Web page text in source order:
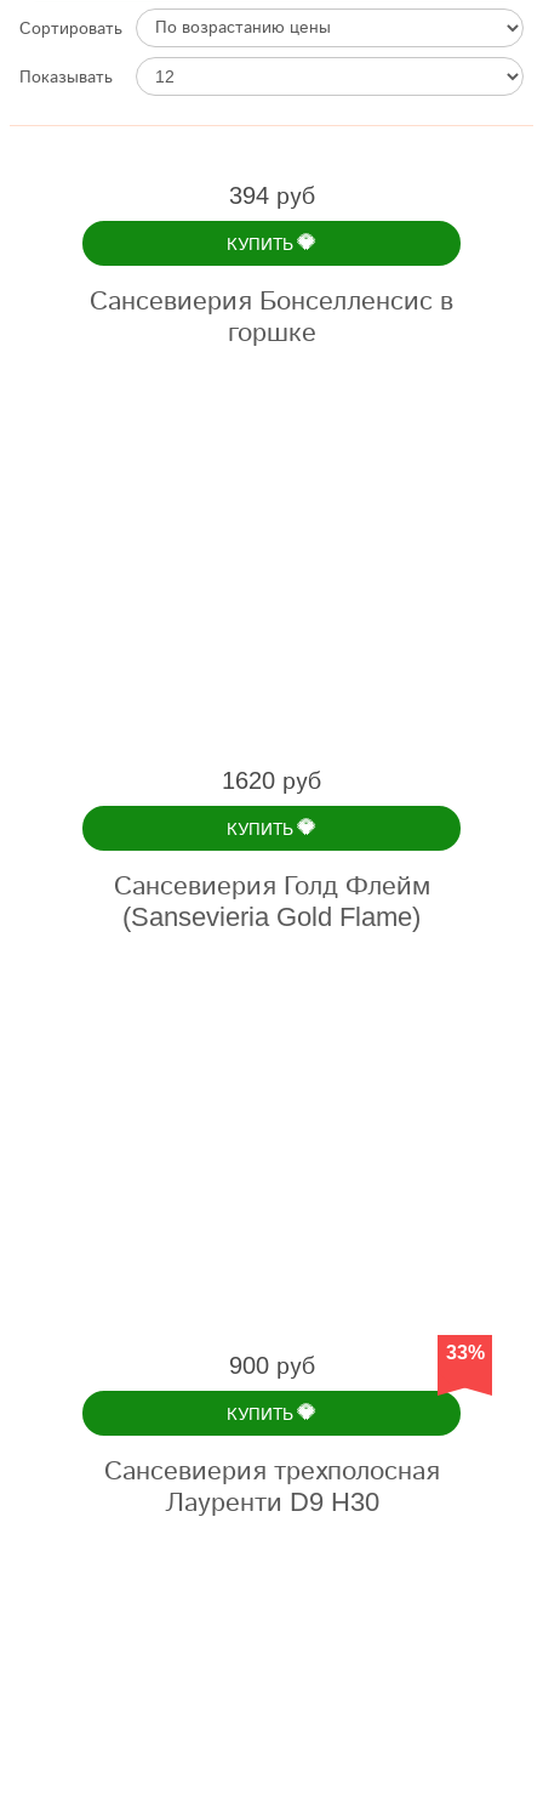
Сортировать
Показывать
394 руб
КУПИТЬ💎
Сансевиерия Бонселленсис в
горшке
1620 руб
КУПИТЬ💎
Сансевиерия Голд Флейм
(Sansevieria Gold Flame)
33%
900 руб
КУПИТЬ💎
Сансевиерия трехполосная
Лауренти D9 H30